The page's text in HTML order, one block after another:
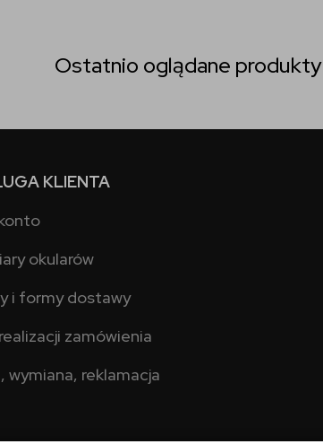
Ostatnio oglądane produkty
KLIENTA
okularów
i formy dostawy
zamówienia
wymiana, reklamacja